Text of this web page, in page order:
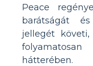
Peace
barátságát
jellegét
hátterében.